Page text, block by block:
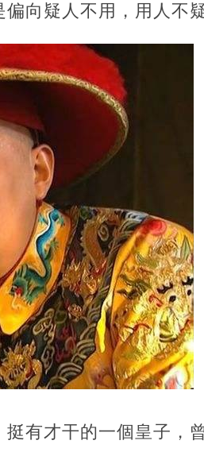
向疑人不用，用人不
有才干的一個皇子，